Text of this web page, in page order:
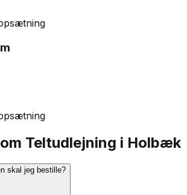
Teltudlejning i Holbæk
skal jeg bestille?